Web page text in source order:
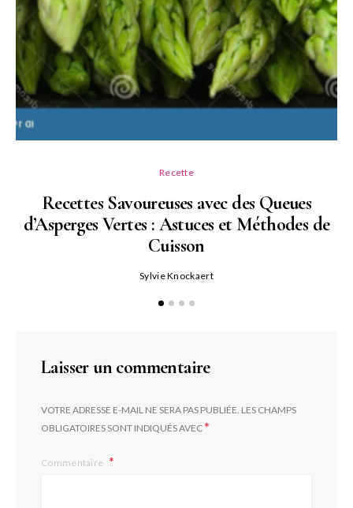
Recette
Recettes Savoureuses avec des Queues
d’Asperges Vertes : Astuces et Méthodes de
Cuisson
Sylvie Knockaert
Laisser un commentaire
VOTRE ADRESSE E-MAIL NE SERA PAS PUBLIÉE. LES CHAMPS
OBLIGATOIRES SONT INDIQUÉS AVEC*
Commentaire